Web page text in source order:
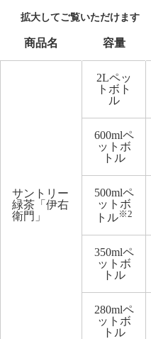
商品名 容量
サントリー
緑茶「伊右
衛門」
2Lペッ
トボト
ル
600mlペ
ットボ
トル
500mlペ
ットボ
トル※2
350mlペ
ットボ
トル
280mlペ
ットボ
トル